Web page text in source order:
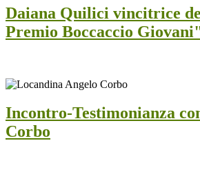
Daiana Quilici vincitrice
Premio Boccaccio
Incontro-Testimonianza
Corbo